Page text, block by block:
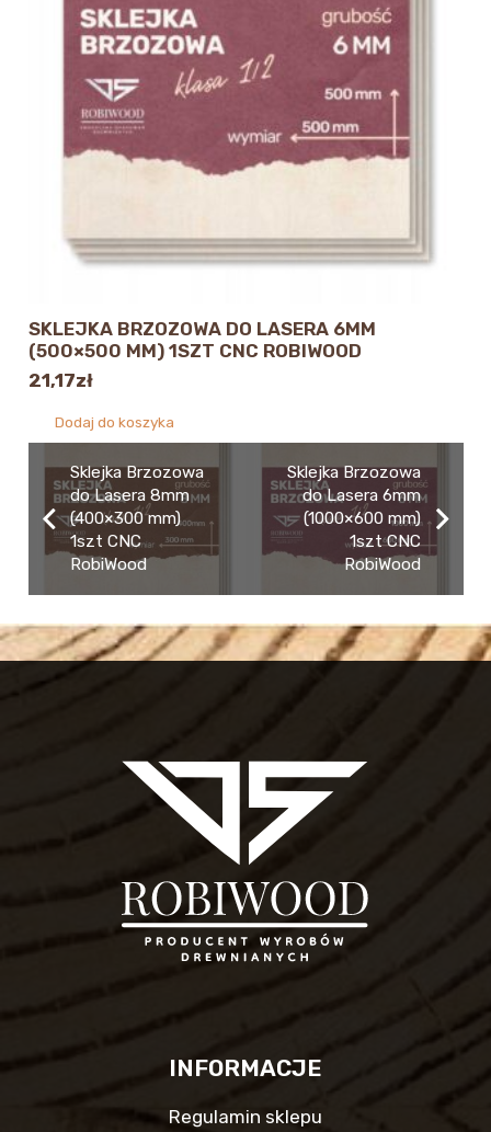
SKLEJKA BRZOZOWA DO LASERA 6MM
(500×500 MM) 1SZT CNC ROBIWOOD
21,17zł
Dodaj do koszyka
Sklejka Brzozowa
do Lasera 8mm
(400×300 mm)
1szt CNC
RobiWood
Sklejka Brzozowa
do Lasera 6mm
(1000×600 mm)
1szt CNC
RobiWood
INFORMACJE
Regulamin sklepu